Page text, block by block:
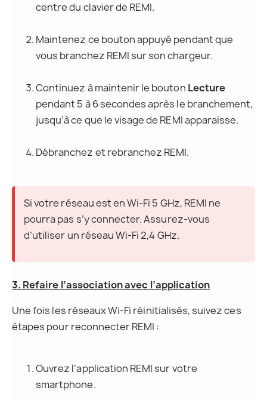
centre du clavier de REMI.
Maintenez ce bouton appuyé pendant que
vous branchez REMI sur son chargeur.
Continuez à maintenir le bouton Lecture
pendant 5 à 6 secondes après le branchement,
jusqu’à ce que le visage de REMI apparaisse.
Débranchez et rebranchez REMI.
Si votre réseau est en Wi-Fi 5 GHz, REMI ne
pourra pas s’y connecter. Assurez-vous
d’utiliser un réseau Wi-Fi 2,4 GHz.
3. Refaire l’association avec l’application
Une fois les réseaux Wi-Fi réinitialisés, suivez ces
étapes pour reconnecter REMI :
Ouvrez l’application REMI sur votre
smartphone.